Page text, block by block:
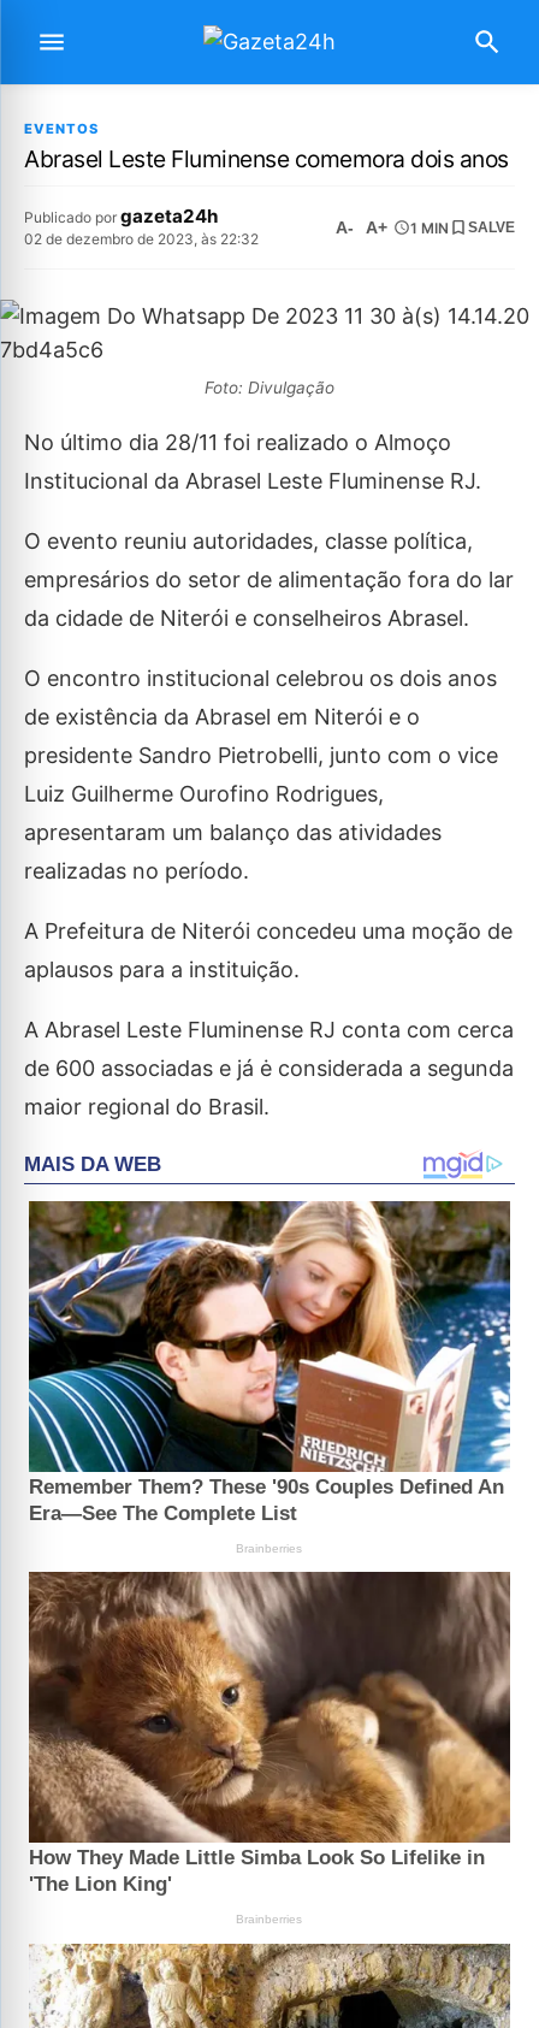
EVENTOS
Abrasel Leste Fluminense comemora dois anos
Publicado por gazeta24h
02 de dezembro de 2023, às 22:32
A- A+ 1 MIN SALVE
Foto: Divulgação
No último dia 28/11 foi realizado o Almoço
Institucional da Abrasel Leste Fluminense RJ.
O evento reuniu autoridades, classe política,
empresários do setor de alimentação fora do lar
da cidade de Niterói e conselheiros Abrasel.
O encontro institucional celebrou os dois anos
de existência da Abrasel em Niterói e o
presidente Sandro Pietrobelli, junto com o vice
Luiz Guilherme Ourofino Rodrigues,
apresentaram um balanço das atividades
realizadas no período.
A Prefeitura de Niterói concedeu uma moção de
aplausos para a instituição.
A Abrasel Leste Fluminense RJ conta com cerca
de 600 associadas e já ė considerada a segunda
maior regional do Brasil.